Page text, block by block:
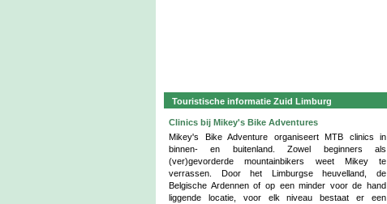
Touristische informatie Zuid Limburg
Clinics bij Mikey's Bike Adventures
Mikey's Bike Adventure organiseert MTB clinics in
binnen- en buitenland. Zowel beginners als
(ver)gevorderde mountainbikers weet Mikey te
verrassen. Door het Limburgse heuvelland, de
Belgische Ardennen of op een minder voor de hand
liggende locatie, voor elk niveau bestaat er een